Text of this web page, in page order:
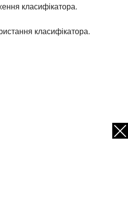
класифікатора.
класифікатора.